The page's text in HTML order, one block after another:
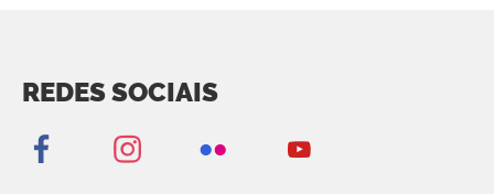
REDES SOCIAIS